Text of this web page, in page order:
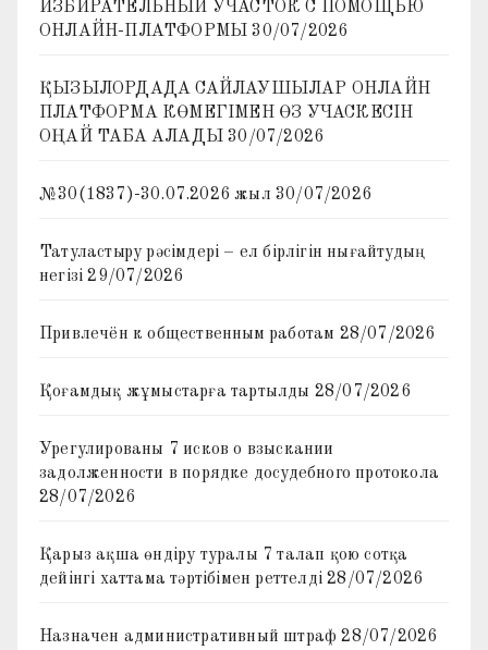
ИЗБИРАТЕЛЬНЫЙ УЧАСТОК С ПОМОЩЬЮ
ОНЛАЙН-ПЛАТФОРМЫ 30/07/2026
ҚЫЗЫЛОРДАДА САЙЛАУШЫЛАР ОНЛАЙН
ПЛАТФОРМА КӨМЕГІМЕН ӨЗ УЧАСКЕСІН
ОҢАЙ ТАБА АЛАДЫ 30/07/2026
№30(1837)-30.07.2026 жыл 30/07/2026
Татуластыру рәсімдері – ел бірлігін нығайтудың
негізі 29/07/2026
Привлечён к общественным работам 28/07/2026
Қоғамдық жұмыстарға тартылды 28/07/2026
Урегулированы 7 исков о взыскании
задолженности в порядке досудебного протокола
28/07/2026
Қарыз ақша өндіру туралы 7 талап қою сотқа
дейінгі хаттама тәртібімен реттелді 28/07/2026
Назначен административный штраф 28/07/2026